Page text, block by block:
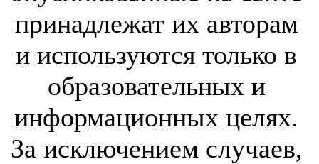
принадлежат их авторам
и используются только в
образовательных и
информационных целях.
За исключением случаев,